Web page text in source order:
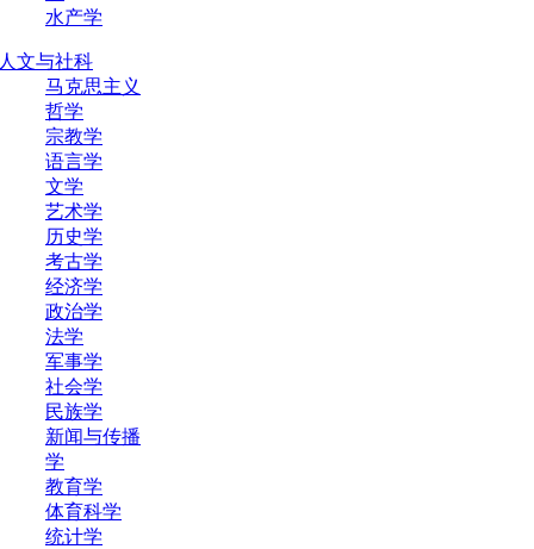
水产学
文与社科
马克思主义
哲学
宗教学
语言学
文学
艺术学
历史学
考古学
经济学
政治学
法学
军事学
社会学
民族学
新闻与传播
学
教育学
体育科学
统计学